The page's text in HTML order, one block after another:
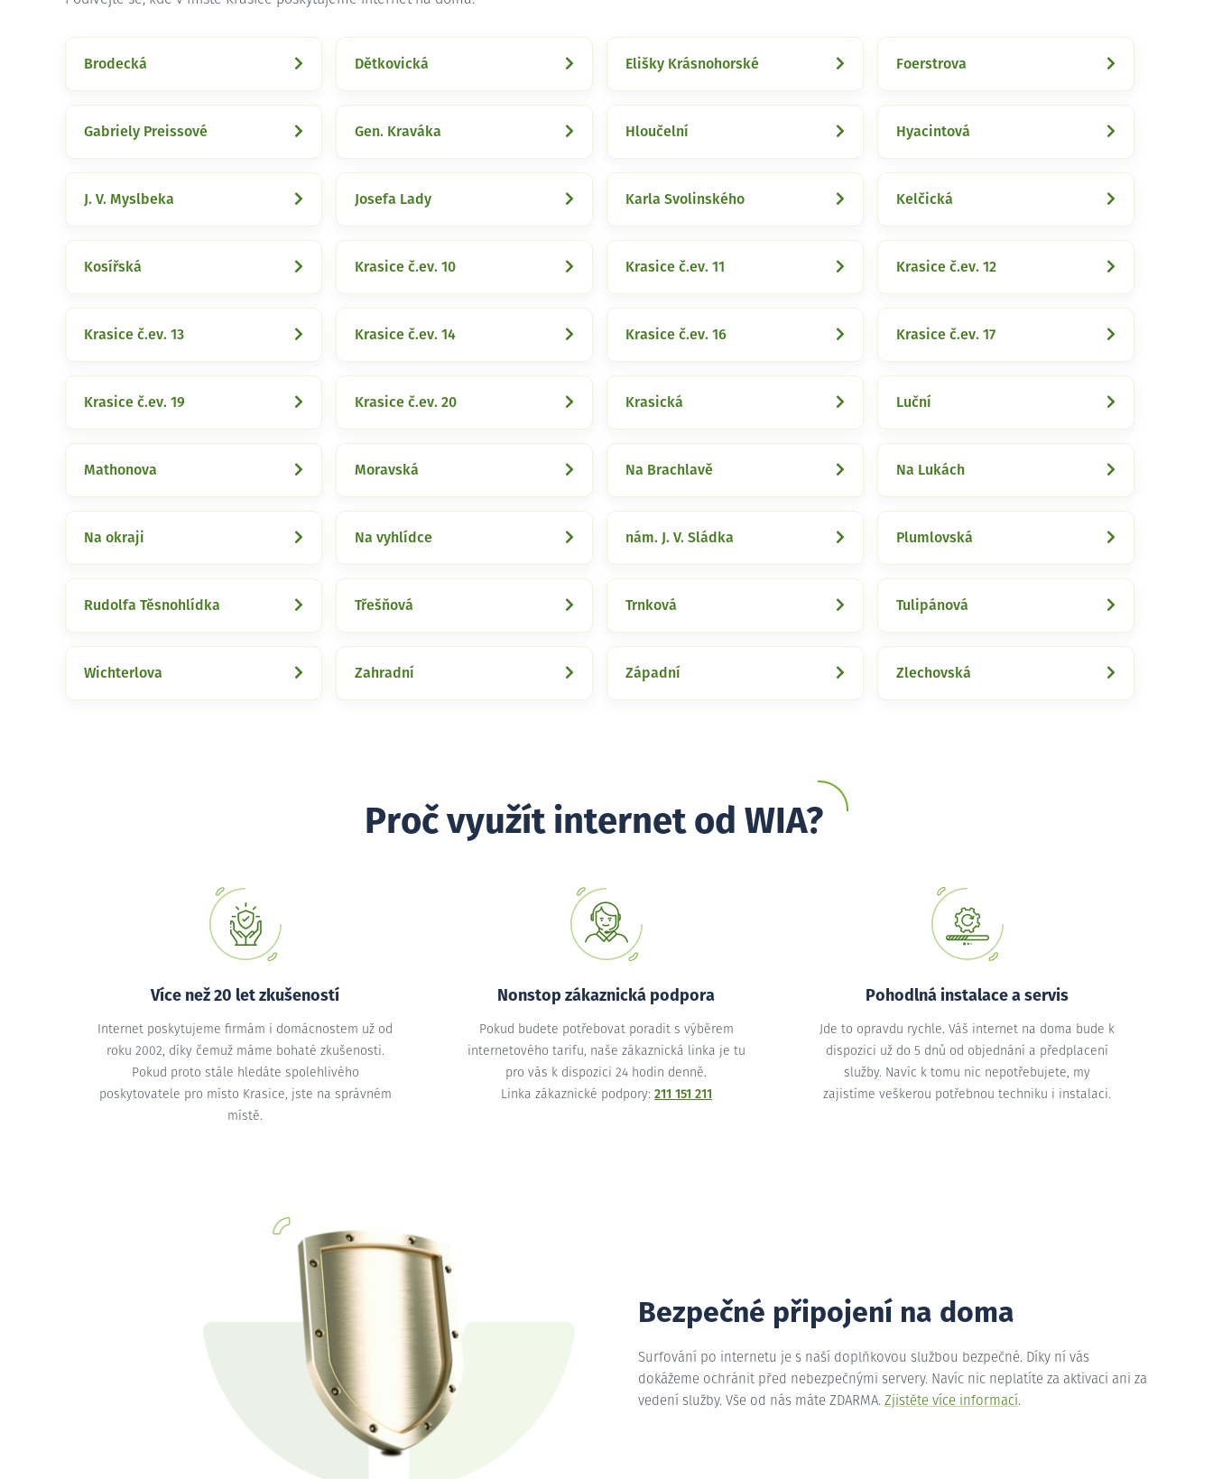
Brodecká Dětkovická Elišky Krásnohorské Foerstrova
Gabriely Preissové Gen. Kraváka Hloučelní Hyacintová
J. V. Myslbeka Josefa Lady Karla Svolinského Kelčická
Kosířská Krasice č.ev. 10 Krasice č.ev. 11 Krasice č.ev. 12
Krasice č.ev. 13 Krasice č.ev. 14 Krasice č.ev. 16 Krasice č.ev. 17
Krasice č.ev. 19 Krasice č.ev. 20 Krasická Luční
Mathonova Moravská Na Brachlavě Na Lukách
Na okraji Na vyhlídce nám. J. V. Sládka Plumlovská
Rudolfa Těsnohlídka Třešňová Trnková Tulipánová
Wichterlova Zahradní Západní Zlechovská
Proč využít internet od WIA?
Více než 20 let zkušeností
Internet poskytujeme firmám i domácnostem už od
roku 2002, díky čemuž máme bohaté zkušenosti.
Pokud proto stále hledáte spolehlivého
poskytovatele pro místo Krasice, jste na správném
místě.
Nonstop zákaznická podpora
Pokud budete potřebovat poradit s výběrem
internetového tarifu, naše zákaznická linka je tu
pro vás k dispozici 24 hodin denně.
Linka zákaznické podpory: 211 151 211
Pohodlná instalace a servis
Jde to opravdu rychle. Váš internet na doma bude k
dispozici už do 5 dnů od objednání a předplacení
služby. Navíc k tomu nic nepotřebujete, my
zajistíme veškerou potřebnou techniku i instalaci.
Bezpečné připojení na doma
Surfování po internetu je s naší doplňkovou službou bezpečné. Díky ní vás
dokážeme ochránit před nebezpečnými servery. Navíc nic neplatíte za aktivaci ani za
vedení služby. Vše od nás máte ZDARMA. Zjistěte více informací.